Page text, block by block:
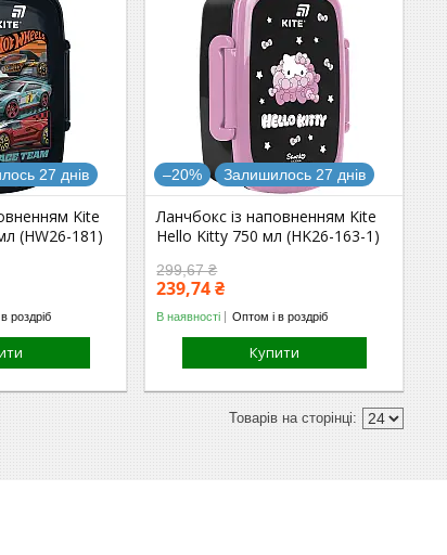
27 днів
Kite
(HW26-181)
роздріб
–20% Залишилось 27 днів
Ланчбокс із наповненням Kite
Hello Kitty 750 мл (HK26-163-1)
299,67 ₴
239,74 ₴
В наявності Оптом і в роздріб
Купити